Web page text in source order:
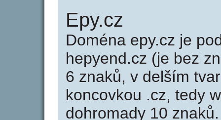
Epy.cz
Doména epy.cz je
hepyend.cz (je bez
6 znaků, v delším
koncovkou .cz, tedy
dohromady 10